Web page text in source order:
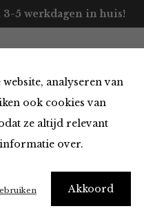
analyseren van
ook cookies van
ze altijd relevant
over.
Akkoord
5 werkdagen in huis!
Contact